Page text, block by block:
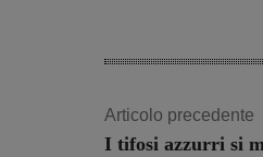
Articolo precedente
I tifosi azzurri si